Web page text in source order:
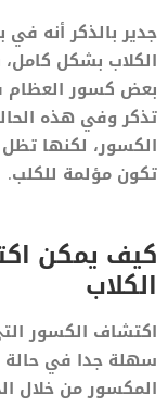
جدير بالذكر أنه
الكلاب بشكل
بعض كسور العظام
تذكر وفي هذه
الكسور، لكنها
تكون مؤلمة للكلب.
كيف يمكن
الكلاب
اكتشاف الكسور
سهلة جدا في حالة
المكسور من خلال